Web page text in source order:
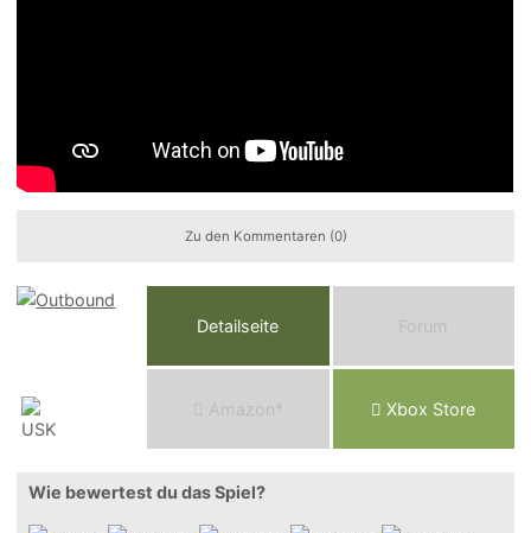
Zu den Kommentaren (0)
Detailseite Forum
Ama o n* Xbox Store
Wie bewertest du das Spiel?